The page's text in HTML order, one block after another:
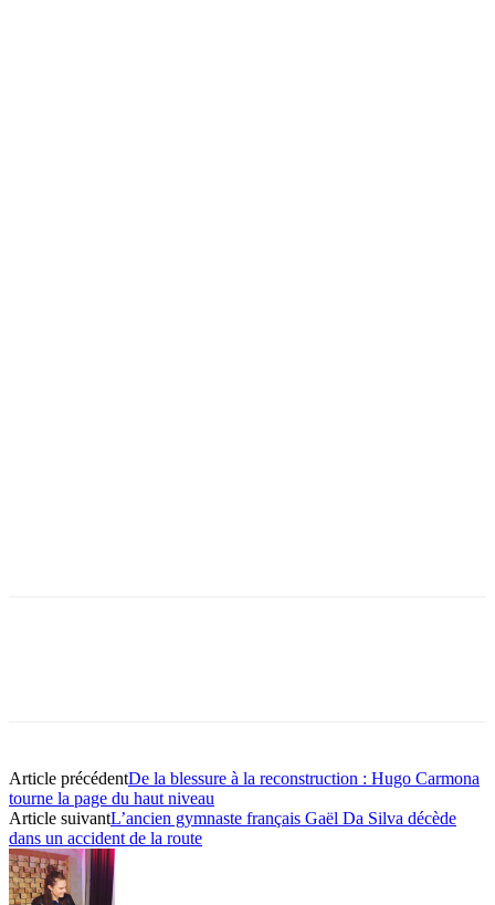
Article précédentDe la blessure à la reconstruction : Hugo Carmona
tourne la page du haut niveau
Article suivantL’ancien gymnaste français Gaël Da Silva décède
dans un accident de la route